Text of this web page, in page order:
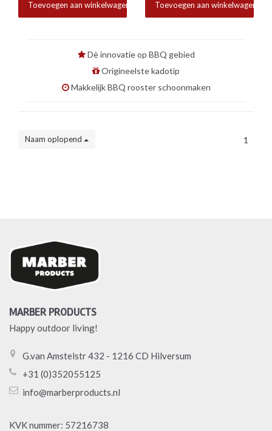
Toevoegen aan winkelwagen Toevoegen aan winkelwagen
Dè innovatie op BBQ gebied
Origineelste kadotip
Makkelijk BBQ rooster schoonmaken
Naam oplopend 1
MARBER PRODUCTS
Happy outdoor living!
G.van Amstelstr 432 - 1216 CD Hilversum
+31 (0)352055125
info@marberproducts.nl
KVK nummer: 57216738